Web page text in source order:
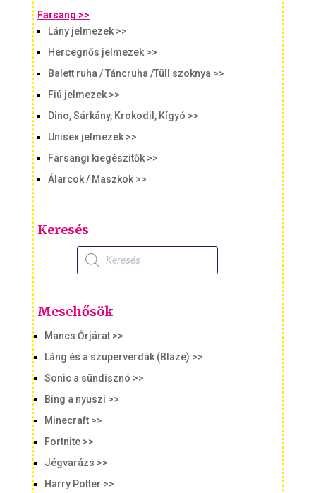
Farsang >>
Lány jelmezek >>
Hercegnős jelmezek >>
Balett ruha / Táncruha /Tüll szoknya >>
Fiú jelmezek >>
Dino, Sárkány, Krokodil, Kígyó >>
Unisex jelmezek >>
Farsangi kiegészítők >>
Álarcok / Maszkok >>
Keresés
Products
search
Mesehősök
Mancs Őrjárat >>
Láng és a szuperverdák (Blaze) >>
Sonic a sündisznó >>
Bing a nyuszi >>
Minecraft >>
Fortnite >>
Jégvarázs >>
Harry Potter >>